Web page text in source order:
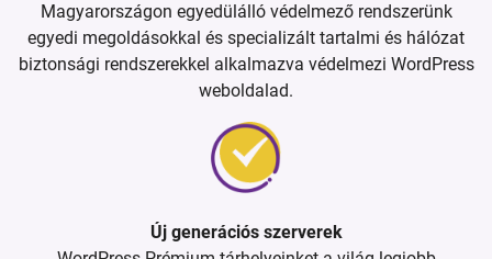
Magyarországon egyedülálló védelmező rendszerünk
egyedi megoldásokkal és specializált tartalmi és hálózat
biztonsági rendszerekkel alkalmazva védelmezi WordPress
weboldalad.
Új generációs szerverek